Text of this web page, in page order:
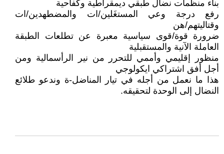
بناء منظمات نضال طبقي ديمقراطية وكفاحية
رفع درجة وعي المستغَلين/ات والمضطهدين/ات
وقتاليتهم/هن
ضرورة قوة/قوى سياسية معبرة عن تطلعات الطبقة
العاملة الآنية والمستقبلية
منظور إقليمي وأممي للتحرر من نير الرأسمالية ومن
أجل أفق اشتراكي ايكولوجي
هذا ما نعمل من أجله في تيار المناضل-ة وندعو طلائع
النضال إلى الوحدة لتحقيقه.